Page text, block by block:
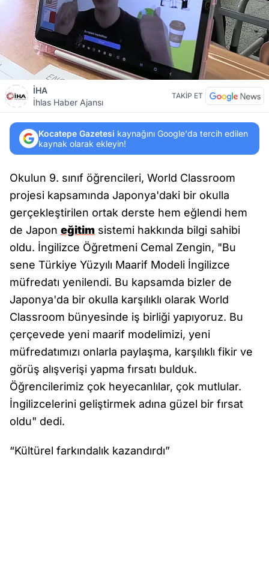
İHA
İhlas Haber Ajansı
TAKİP ET
Kocatepe Gazetesi kaynağını Google'da tercih edilen
kaynak olarak ekleyin!
Okulun 9. sınıf öğrencileri, World Classroom
projesi kapsamında Japonya'daki bir okulla
gerçekleştirilen ortak derste hem eğlendi hem
de Japon eğitim sistemi hakkında bilgi sahibi
oldu. İngilizce Öğretmeni Cemal Zengin, "Bu
sene Türkiye Yüzyılı Maarif Modeli İngilizce
müfredatı yenilendi. Bu kapsamda bizler de
Japonya'da bir okulla karşılıklı olarak World
Classroom bünyesinde iş birliği yapıyoruz. Bu
çerçevede yeni maarif modelimizi, yeni
müfredatımızı onlarla paylaşma, karşılıklı fikir ve
görüş alışverişi yapma fırsatı bulduk.
Öğrencilerimiz çok heyecanlılar, çok mutlular.
İngilizcelerini geliştirmek adına güzel bir fırsat
oldu" dedi.
“Kültürel farkındalık kazandırdı”